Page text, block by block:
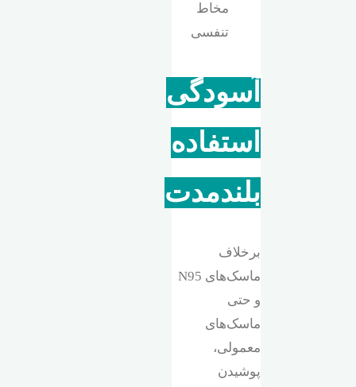
مخاط
تنفسی
آسودگی
استفاده
بلندمدت
برخلاف
ماسک‌های N95
و حتی
ماسک‌های
معمولی،
پوشیدن